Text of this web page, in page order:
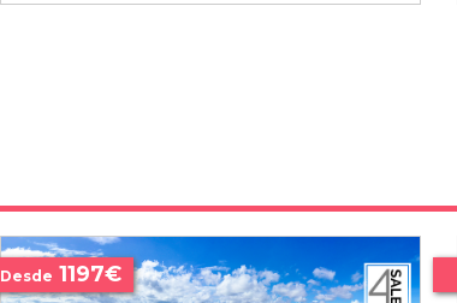
Desde 1197€